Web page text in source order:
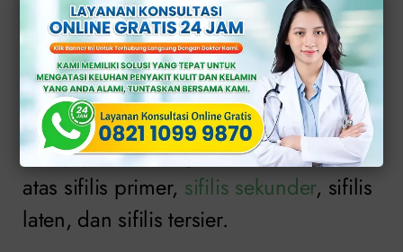
Semakin lama penyakit ini tidak
ditangani secara medis, maka
kemungkinan fasenya akan semakin
meningkat.
Tahap perkembangan sifilis ini terdiri
atas sifilis primer, sifilis sekunder, sifilis
laten, dan sifilis tersier.